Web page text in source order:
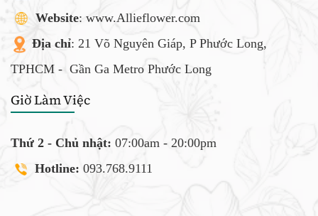
Website: www.Allieflower.com
Địa chỉ: 21 Võ Nguyên Giáp, P Phước Long,
TPHCM - Gần Ga Metro Phước Long
Giờ Làm Việc
Thứ 2 - Chủ nhật: 07:00am - 20:00pm
Hotline: 093.768.9111